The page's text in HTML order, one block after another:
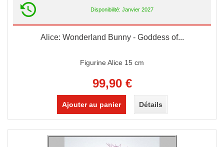
Disponibilité: Janvier 2027
Alice: Wonderland Bunny - Goddess of...
Figurine Alice 15 cm
99,90 €
Ajouter au panier Détails